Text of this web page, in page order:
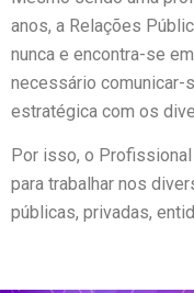
anos, a Relações
nunca e encontra-se
necessário comunicar-
estratégica com os
Por isso, o
para trabalhar nos
públicas, privadas,